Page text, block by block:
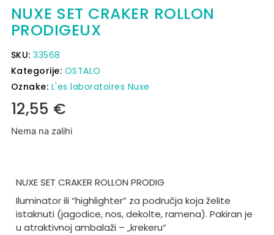
NUXE SET CRAKER ROLLON
PRODIGEUX
SKU:33568
Kategorije: OSTALO
Oznake: L'es laboratoires Nuxe
12,55 €
Nema na zalihi
NUXE SET CRAKER ROLLON PRODIG
Iluminator ili “highlighter” za područja koja želite
istaknuti (jagodice, nos, dekolte, ramena). Pakiran je
u atraktivnoj ambalaži – „krekeru“